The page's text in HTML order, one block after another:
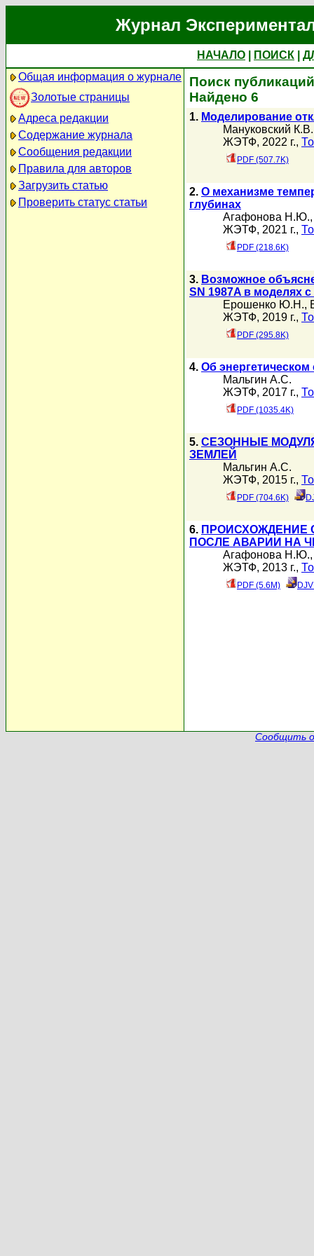
Журнал
НАЧАЛО ПОИСК
Общая информация о журнале
Золотые страницы
Адреса редакции
Содержание журнала
Сообщения редакции
Правила для авторов
Загрузить статью
Проверить статус статьи
Поиск
Найдено 6
1. Моделирование
Мануковский К.В.
ЖЭТФ, 2022 г.,
PDF (507.7K)
2. О механизме
глубинах
Агафонова Н.Ю.
ЖЭТФ, 2021 г.,
PDF (218.6K)
3. Возможное
SN 1987A в моделях
Ерошенко Ю.Н.,
ЖЭТФ, 2019 г.,
PDF (295.8K)
4. Об
Мальгин А.С.
ЖЭТФ, 2017 г.,
PDF (1035.4K)
5. СЕЗОННЫЕ
ЗЕМЛЕЙ
Мальгин А.С.
ЖЭТФ, 2015 г.,
PDF (704.6K)
6. ПРОИСХОЖДЕНИЕ
ПОСЛЕ АВАРИИ НА
Агафонова Н.Ю.
ЖЭТФ, 2013 г.,
PDF (5.6M)
Сообщить о